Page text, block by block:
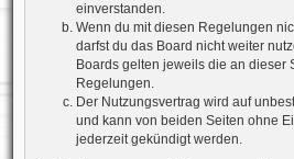
einverstanden.
Wenn du mit diesen Regelungen
darfst du das Board nicht weiter
Boards gelten jeweils die an dieser
Regelungen.
Der Nutzungsvertrag wird auf
und kann von beiden Seiten ohne
jederzeit gekündigt werden.